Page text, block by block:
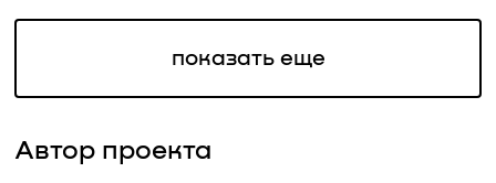
показать еще
Автор проекта